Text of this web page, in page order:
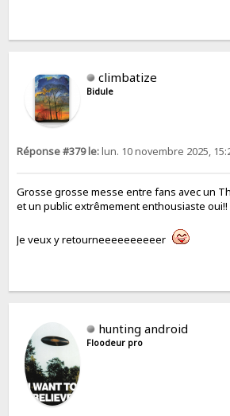
climbatize
Bidule
Réponse #379 le:lun. 10 novembre 2025,
Grosse grosse messe entre fans avec un
et un public extrêmement enthousiaste oui!!
Je veux y retourneeeeeeeeeer
hunting android
Floodeur pro